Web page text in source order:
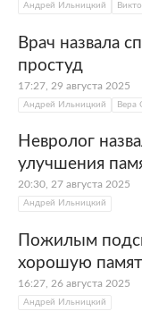
Андрей Ильницкий
Врач назвала
простуд
17:27, 29 августа 2025
Андрей Ильницкий Вера
Невролог
улучшения
20:30, 27 августа 2025
Андрей Ильницкий
Пожилым
хорошую
16:27, 26 августа 2025
Андрей Ильницкий